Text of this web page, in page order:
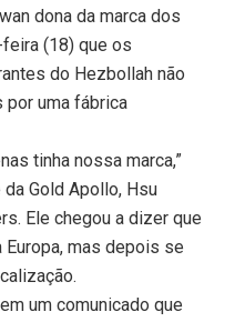
dona da marca dos
(18) que os
do Hezbollah não
por uma fábrica
tinha nossa marca,”
Gold Apollo, Hsu
Ele chegou a dizer que
mas depois se
um comunicado que